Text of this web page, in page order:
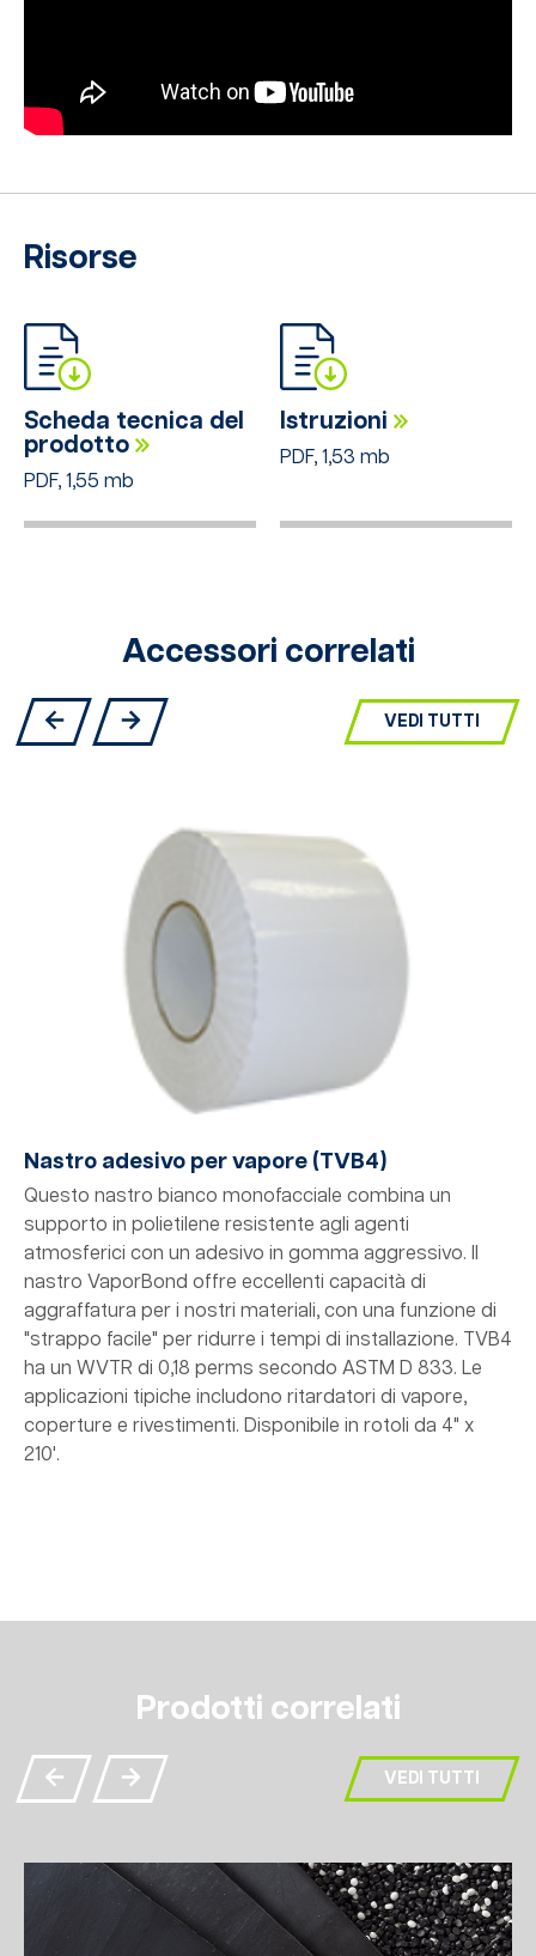
Risorse
Scheda tecnica del
prodotto
PDF, 1,55 mb
Istruzioni
PDF, 1,53 mb
Accessori correlati
VEDI TUTTI
Nastro adesivo per vapore (TVB4)
Questo nastro bianco monofacciale combina un
supporto in polietilene resistente agli agenti
atmosferici con un adesivo in gomma aggressivo. Il
nastro VaporBond offre eccellenti capacità di
aggraffatura per i nostri materiali, con una funzione di
"strappo facile" per ridurre i tempi di installazione. TVB4
ha un WVTR di 0,18 perms secondo ASTM D 833. Le
applicazioni tipiche includono ritardatori di vapore,
coperture e rivestimenti. Disponibile in rotoli da 4" x
210'.
Prodotti correlati
VEDI TUTTI